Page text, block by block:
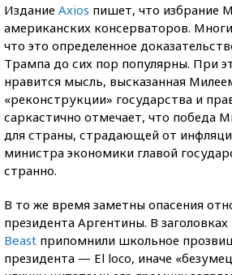
Издание Axios пишет, что избрание
американских консерваторов.
что это определенное
Трампа до сих пор популярны. При
нравится мысль, высказанная
«реконструкции» государства и
саркастично отмечает, что победа
для страны, страдающей от
министра экономики главой
странно.
В то же время заметны опасения
президента Аргентины. В заголовках
Beast припомнили школьное
президента — Еl loco, иначе